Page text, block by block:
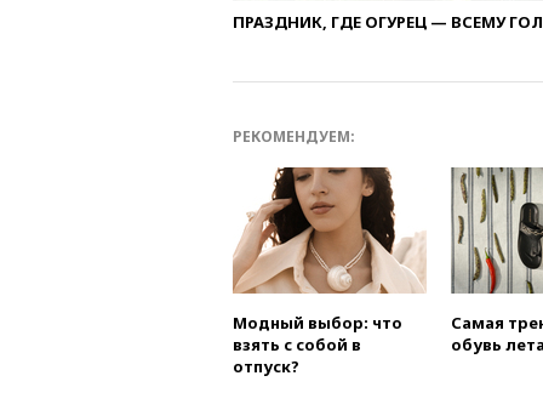
ПРАЗДНИК, ГДЕ ОГУРЕЦ — ВСЕМУ
РЕКОМЕНДУЕМ:
Модный выбор: что
взять с собой в
отпуск?
Самая
обувь